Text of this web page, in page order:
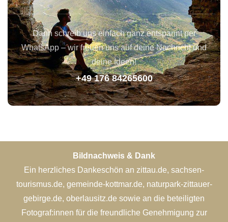
Dann schreib uns einfach ganz entspannt per
WhatsApp – wir freuen uns auf deine Nachricht und
deine Ideen!
+49 176 84265600
Bildnachweis & Dank
Ein herzliches Dankeschön an zittau.de, sachsen-
tourismus.de, gemeinde-kottmar.de, naturpark-zittauer-
gebirge.de, oberlausitz.de sowie an die beteiligten
Fotograf:innen für die freundliche Genehmigung zur